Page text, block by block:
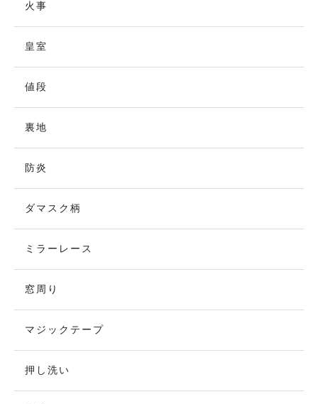
火事
皇室
値段
裏地
防炎
ダマスク柄
ミラーレース
窓周り
マジックテープ
押し洗い